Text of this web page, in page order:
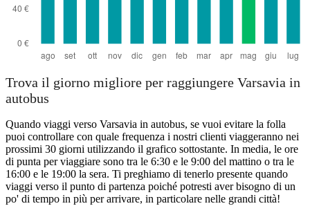
Trova il giorno migliore per raggiungere Varsavia in
autobus
Quando viaggi verso Varsavia in autobus, se vuoi evitare la folla
puoi controllare con quale frequenza i nostri clienti viaggeranno nei
prossimi 30 giorni utilizzando il grafico sottostante. In media, le ore
di punta per viaggiare sono tra le 6:30 e le 9:00 del mattino o tra le
16:00 e le 19:00 la sera. Ti preghiamo di tenerlo presente quando
viaggi verso il punto di partenza poiché potresti aver bisogno di un
po' di tempo in più per arrivare, in particolare nelle grandi città!